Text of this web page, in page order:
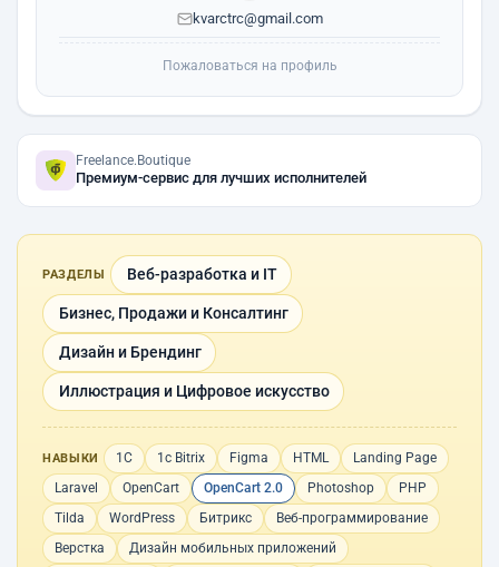
kvarctrc@gmail.com
Пожаловаться на профиль
Freelance.Boutique
Премиум-сервис для лучших исполнителей
РАЗДЕЛЫ Веб-разработка и IT
Бизнес, Продажи и Консалтинг
Дизайн и Брендинг
Иллюстрация и Цифровое искусство
НАВЫКИ 1С 1с Bitrix Figma HTML
Landing Page
Laravel
OpenCart OpenCart 2.0 Photoshop
PHP
Tilda
WordPress Битрикс
Веб-программирование
Верстка
Дизайн мобильных приложений